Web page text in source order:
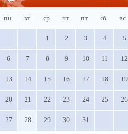
пн вт ср чт пт сб вс
1 2 3 4 5
6 7 8 9 10 11 12
13 14 15 16 17 18 19
20 21 22 23 24 25 26
27 28 29 30 31